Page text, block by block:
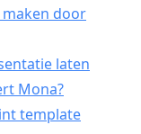
door
laten
Mona?
template